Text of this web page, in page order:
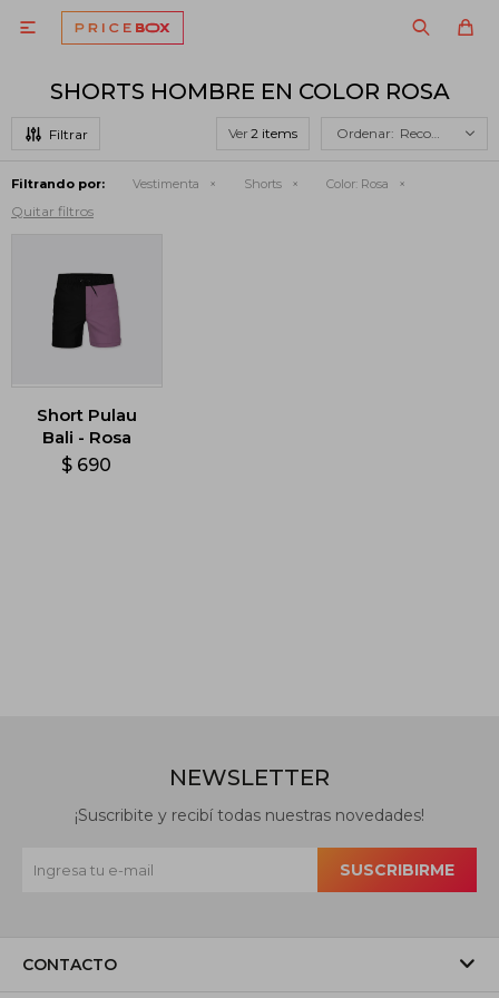

SHORTS HOMBRE EN COLOR ROSA
Ver Recomendados
Filtrando por: Vestimenta Shorts Color: Rosa
Quitar filtros
Short Pulau
Bali - Rosa
$ 690
CONTACTO
NEWSLETTER
¡Suscribite y recibí todas nuestras novedades!
SUSCRIBIRME